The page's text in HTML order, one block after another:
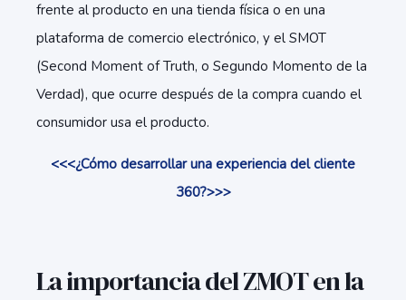
frente al producto en una tienda física o en una
plataforma de comercio electrónico, y el SMOT
(Second Moment of Truth, o Segundo Momento de la
Verdad), que ocurre después de la compra cuando el
consumidor usa el producto.
<<<¿Cómo desarrollar una experiencia del cliente
360?>>>
La importancia del ZMOT en la